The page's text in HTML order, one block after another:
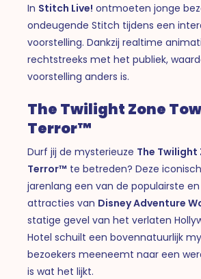
In Stitch Live! ontmoeten jonge
ondeugende Stitch tijdens een
voorstelling. Dankzij realtime
rechtstreeks met het publiek,
voorstelling anders is.
The Twilight Zone
Terror™
Durf jij de mysterieuze The Twilight
Terror™ te betreden? Deze
jarenlang een van de populairste
attracties van Disney Adventure
statige gevel van het verlaten
Hotel schuilt een bovennatuurlijk
bezoekers meeneemt naar een
is wat het lijkt.